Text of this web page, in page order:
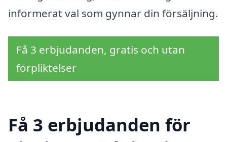
informerat val som gynnar din försäljning.
Få 3 erbjudanden, gratis och utan
förpliktelser
Få 3 erbjudanden för